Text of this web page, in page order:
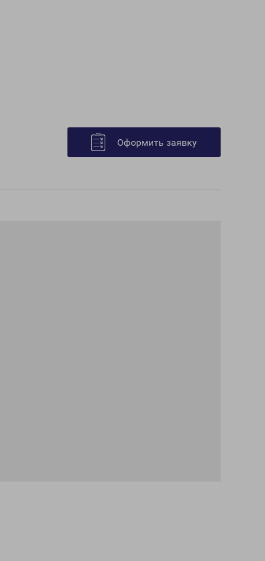
Оформить заявку